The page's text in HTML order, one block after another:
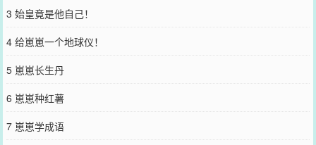
3 始皇竟是他自己！
4 给崽崽一个地球仪！
5 崽崽长生丹
6 崽崽种红薯
7 崽崽学成语